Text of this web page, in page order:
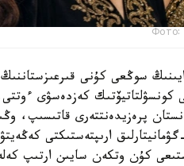
Фото:
سوڭعى كۇنى قىرعىزستاننىڭ
كونسۋلتاتيۆتىك كەزدەسۋى
پرەزيدەنتتەرى قاتىسىپ،
ارىپتەستىكتى
كۇن وتكەن سايىن ارتىپ